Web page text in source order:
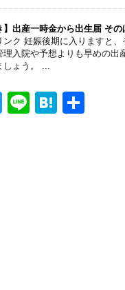
tt
er
e
e
n
a
】出産一時金から出生届 そ
ンク 妊娠後期に入りますと
理入院や予想よりも早めの出
しょう。 ...
T
Li
H